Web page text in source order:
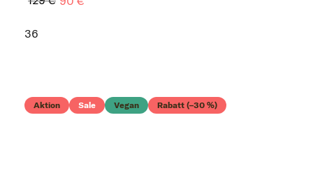
36
Aktion Sale Vegan Rabatt (–30 %)